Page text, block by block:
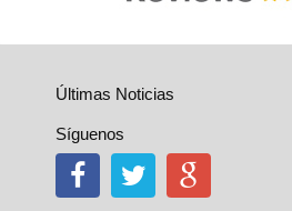
Últimas Noticias
Síguenos